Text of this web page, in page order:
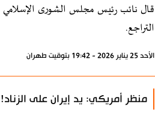
قال نائب رئيس مجلس الشورى الإسلامي
التراجع.
الأحد 25 يناير 2026 - 19:42 بتوقيت طهران
منظر أمريكي: يد إيران على الزناد!